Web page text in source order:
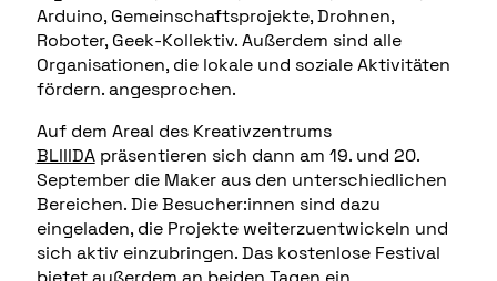
Arduino, Gemeinschaftsprojekte, Drohnen,
Roboter, Geek-Kollektiv. Außerdem sind alle
Organisationen, die lokale und soziale Aktivitäten
fördern. angesprochen.
Auf dem Areal des Kreativzentrums
BLIIIDApräsentieren sich dann am 19. und 20.
September die Maker aus den unterschiedlichen
Bereichen. Die Besucher:innen sind dazu
eingeladen, die Projekte weiterzuentwickeln und
sich aktiv einzubringen. Das kostenlose Festival